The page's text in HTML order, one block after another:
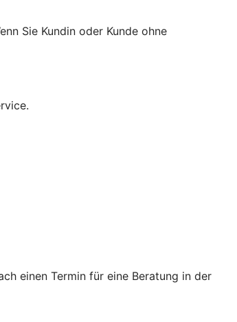
Sie Kundin oder Kunde ohne
einen Termin für eine Beratung in der